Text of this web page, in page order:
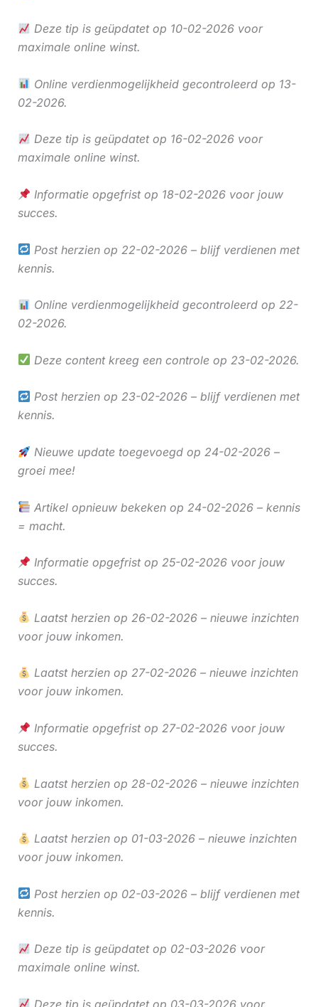
Deze tip is geüpdatet op 10-02-2026 voor
maximale online winst.
Online verdienmogelijkheid gecontroleerd op 13-
02-2026.
Deze tip is geüpdatet op 16-02-2026 voor
maximale online winst.
Informatie opgefrist op 18-02-2026 voor jouw
succes.
Post herzien op 22-02-2026 – blijf verdienen met
kennis.
Online verdienmogelijkheid gecontroleerd op 22-
02-2026.
Deze content kreeg een controle op 23-02-2026.
Post herzien op 23-02-2026 – blijf verdienen met
kennis.
Nieuwe update toegevoegd op 24-02-2026 –
groei mee!
Artikel opnieuw bekeken op 24-02-2026 – kennis
= macht.
Informatie opgefrist op 25-02-2026 voor jouw
succes.
Laatst herzien op 26-02-2026 – nieuwe inzichten
voor jouw inkomen.
Laatst herzien op 27-02-2026 – nieuwe inzichten
voor jouw inkomen.
Informatie opgefrist op 27-02-2026 voor jouw
succes.
Laatst herzien op 28-02-2026 – nieuwe inzichten
voor jouw inkomen.
Laatst herzien op 01-03-2026 – nieuwe inzichten
voor jouw inkomen.
Post herzien op 02-03-2026 – blijf verdienen met
kennis.
Deze tip is geüpdatet op 02-03-2026 voor
maximale online winst.
Deze tip is geüpdatet op 03-03-2026 voor